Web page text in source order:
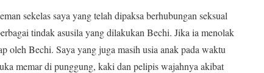
sekelas saya yang telah dipaksa berhubungan seksual
tindak asusila yang dilakukan Bechi. Jika ia menolak
oleh Bechi. Saya yang juga masih usia anak pada waktu
memar di punggung, kaki dan pelipis wajahnya akibat